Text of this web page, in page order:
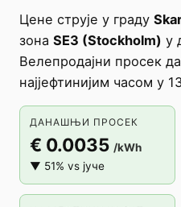
Цене струје у граду
зона SE3 (Stockholm) у
Велепродајни просек
најјефтинијим часом у
ДАНАШЊИ ПРОСЕК
€ 0.0035 /kWh
▼ 51% vs јуче